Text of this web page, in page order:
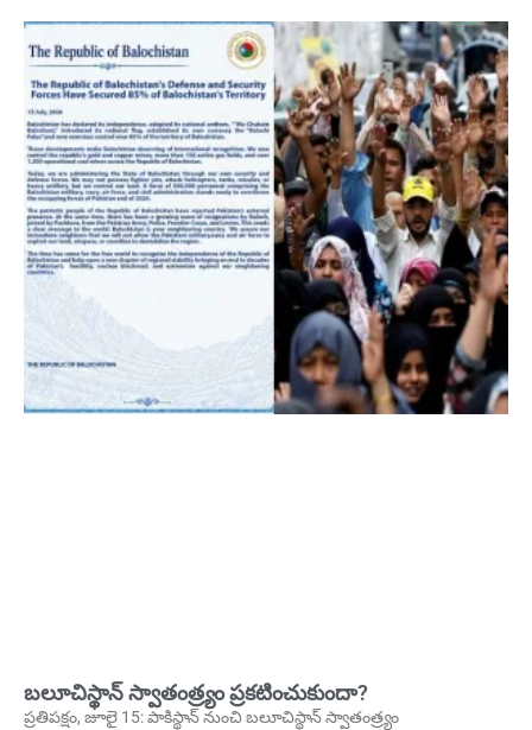
బలూచిస్థాన్ స్వాతంత్ర్యం ప్రకటించుకుందా?
ప్రతిపక్షం, జూలై 15: పాకిస్థాన్ నుంచి బలూచిస్థాన్ స్వాతంత్ర్యం